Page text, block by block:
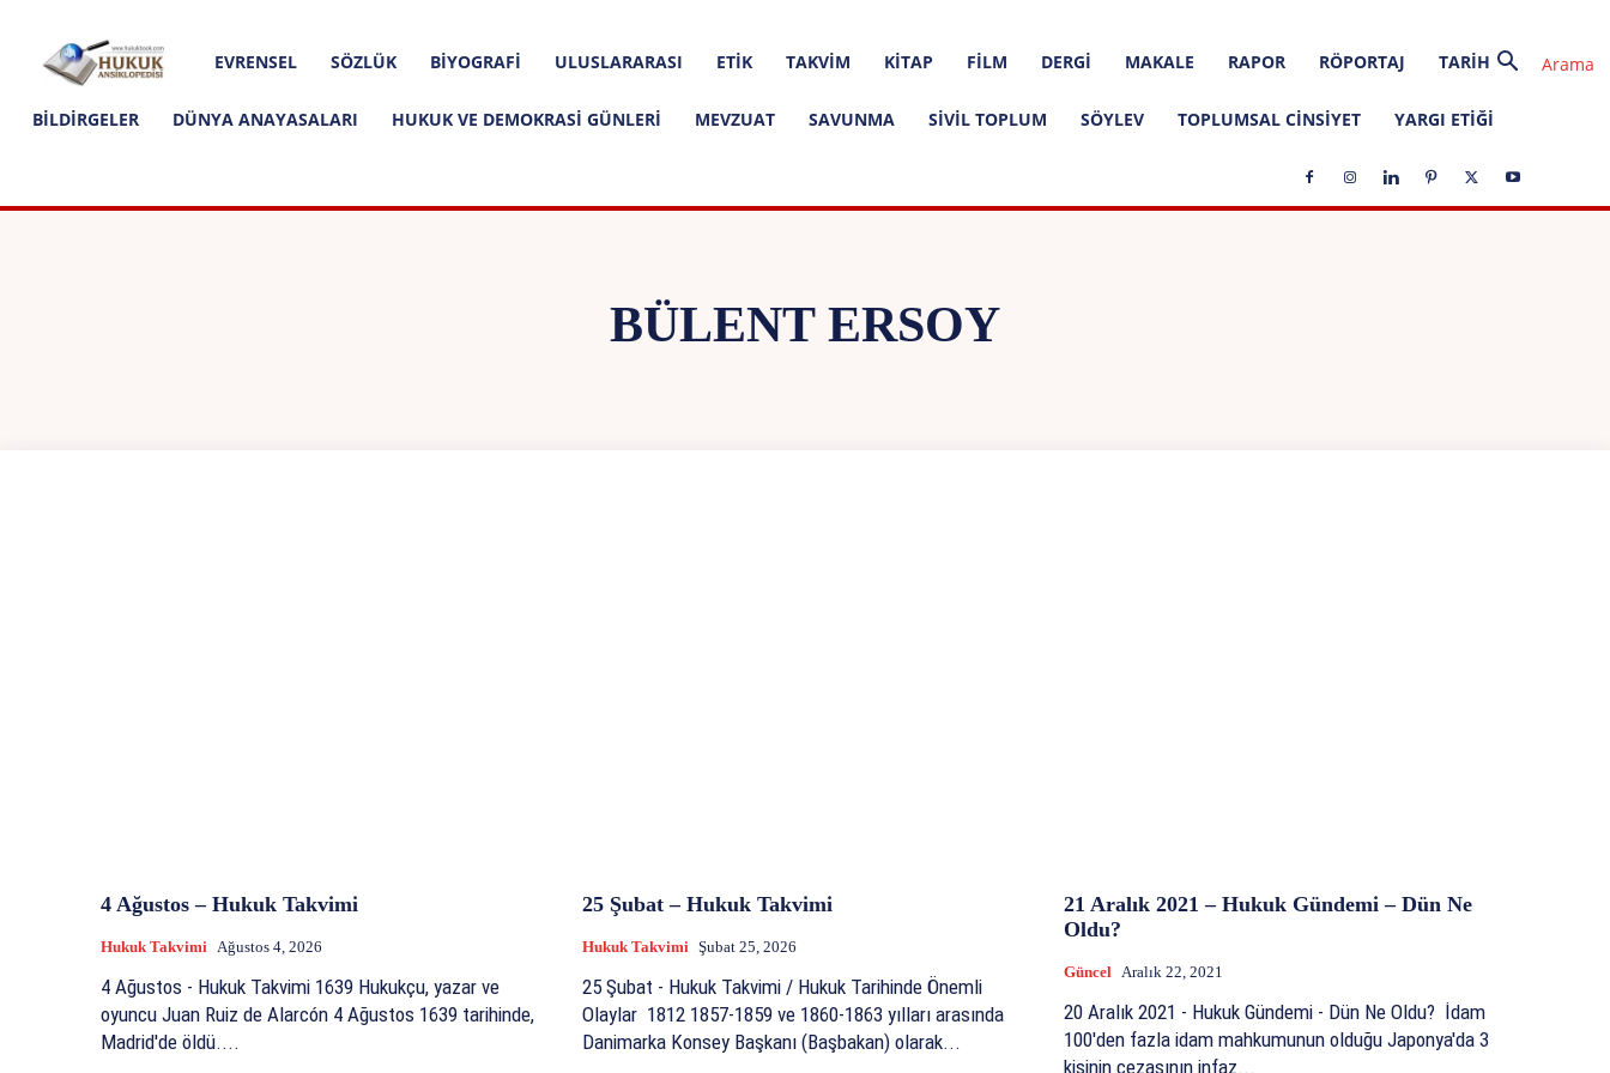
Hukuk
Ansiklopedisi
EVRENSEL SÖZLÜK BIYOGRAFI ULUSLARARASI ETIK TAKVIM KITAP FILM DERGI MAKALE RAPOR RÖPORTAJ TARIH
BILDIRGELER DÜNYA ANAYASALARI HUKUK VE DEMOKRASI GÜNLERI MEVZUAT SAVUNMA SIVIL TOPLUM SÖYLEV TOPLUMSAL CINSIYET YARGI ETIĞI
BÜLENT ERSOY
4 Ağustos – Hukuk Takvimi
Hukuk Takvimi Ağustos 4, 2026
4 Ağustos - Hukuk Takvimi 1639 Hukukçu, yazar ve
oyuncu Juan Ruiz de Alarcón 4 Ağustos 1639 tarihinde,
Madrid'de öldü....
25 Şubat – Hukuk Takvimi
Hukuk Takvimi Şubat 25, 2026
25 Şubat - Hukuk Takvimi / Hukuk Tarihinde Önemli
Olaylar 1812 1857-1859 ve 1860-1863 yılları arasında
Danimarka Konsey Başkanı (Başbakan) olarak...
21 Aralık 2021 – Hukuk Gündemi – Dün Ne
Oldu?
Güncel Aralık 22, 2021
20 Aralık 2021 - Hukuk Gündemi - Dün Ne Oldu? İdam
100'den fazla idam mahkumunun olduğu Japonya'da 3
kişinin cezasının infaz...